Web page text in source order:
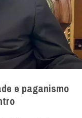
e paganismo